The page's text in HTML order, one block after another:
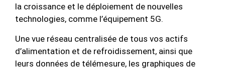
la croissance et le déploiement de nouvelles
technologies, comme l’équipement 5G.
Une vue réseau centralisée de tous vos actifs
d’alimentation et de refroidissement, ainsi que
leurs données de télémesure, les graphiques de